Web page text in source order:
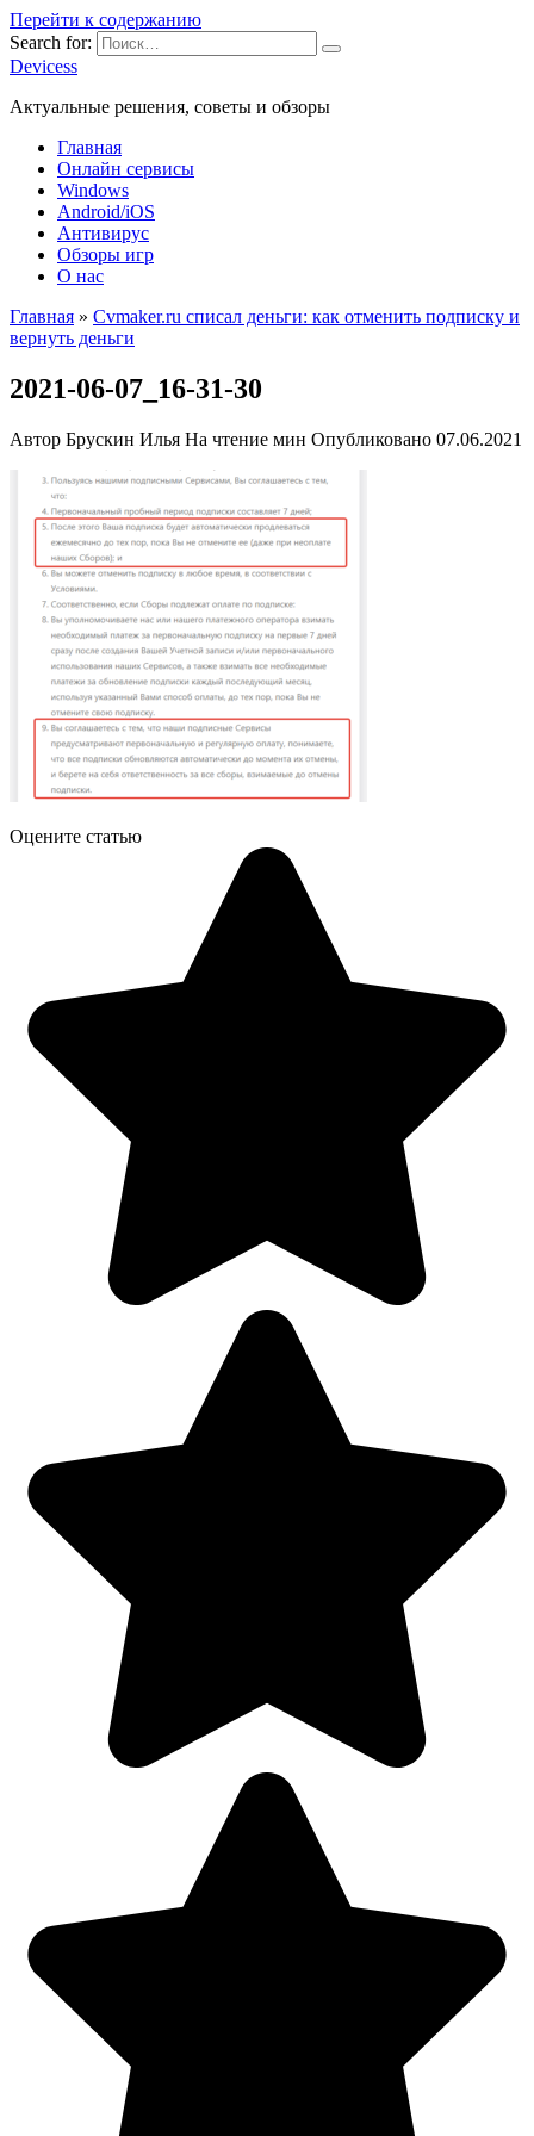
Перейти к содержанию
Search for:
Devicess
Актуальные решения, советы и обзоры
Главная
Онлайн сервисы
Windows
Android/iOS
Антивирус
Обзоры игр
О нас
Главная » Cvmaker.ru списал деньги: как отменить подписку и
вернуть деньги
2021-06-07_16-31-30
Автор Брускин Илья На чтение мин Опубликовано 07.06.2021
Оцените статью